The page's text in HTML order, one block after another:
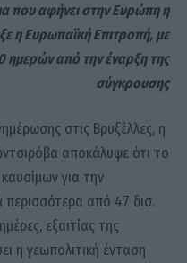
που αφήνει στην Ευρώπη η
η Ευρωπαϊκή Επιτροπή, με
από την έναρξη της
σύγκρουσης
στις Βρυξέλλες, η
αποκάλυψε ότι το
για την
από 47 δισ.
εξαιτίας της
η γεωπολιτική ένταση